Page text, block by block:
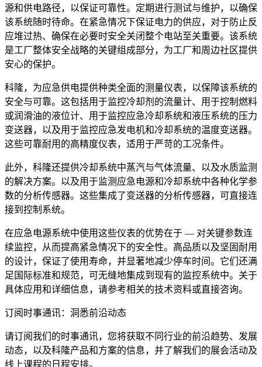
BM26A-7000
磁翻板液位计，适用于极端工况条件
描述
燃料的液位测量
要求
对核电安全的重要性（ITNS）
环境 + 事故鉴定
推荐的产品及解决方案
浏览产品的详情
源和供电路径，以保证可靠性。定期进行测试与维护，以确保
该系统随时待命。在紧急情况下保证电力的供应，对于防止反
应堆过热、确保在必要时安全关闭整个电站至关重要。该系统
是工厂整体安全战略的关键组成部分，为工厂和周边社区提供
安心的保护。
科隆，为应急供电提供种类全面的测量仪表，以保障该系统的
安全与可靠。这包括用于监控冷却剂的流量计、用于控制燃料
或润滑油的液位计、用于监控应急冷却系统和液压系统的压力
变送器，以及用于监控应急发电机和冷却系统的温度变送器。
这些可靠耐用的高精度仪表，适用于严苛的工况条件。
此外，科隆还提供冷却系统中蒸汽与气体流量、以及水质监测
的解决方案。以及用于监测应急电源和冷却系统中各种化学参
数的分析传感器。这些集成了变送器的分析传感器，可直接连
接到控制系统。
在应急电源系统中使用这些仪表的优势在于 — 对关键参数连
续监控，从而提高紧急情况下的安全性。高品质以及坚固耐用
的设计，保证了使用寿命，并显著地减少停车时间。它们还满
足国际标准和规范，可无缝地集成到现有的监控系统中。关于
具体应用和详细信息，请参考相关的技术资料或直接咨询。
订阅时事通讯：洞悉前沿动态
请订阅我们的时事通讯，您将获取不同行业的前沿趋势、发展
动态，以及科隆产品和方案的信息，并了解我们的展会活动及
线上课程的日程安排。